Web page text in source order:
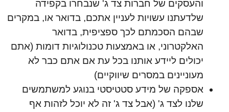
והעסקים של חברות צד ג' שנבחרו בקפידה
שלדעתנו עשויות לעניין אתכם, בדואר או, במקרים
שבהם הסכמתם לכך ספציפית, בדואר
האלקטרוני, או באמצעות טכנולוגיות דומות (אתם
יכולים ליידע אותנו בכל עת אם אתם כבר לא
מעוניינים במסרים שיווקיים)
אספקה של מידע סטטיסטי בנוגע למשתמשים
שלנו לצד ג' (אבל צד ג' זה לא יוכל לזהות אף